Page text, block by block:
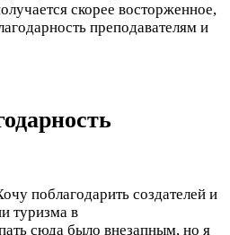
скорее восторженное,
преподавателям и
поблагодарить создателей и
туризма в
сюда было внезапным, но я